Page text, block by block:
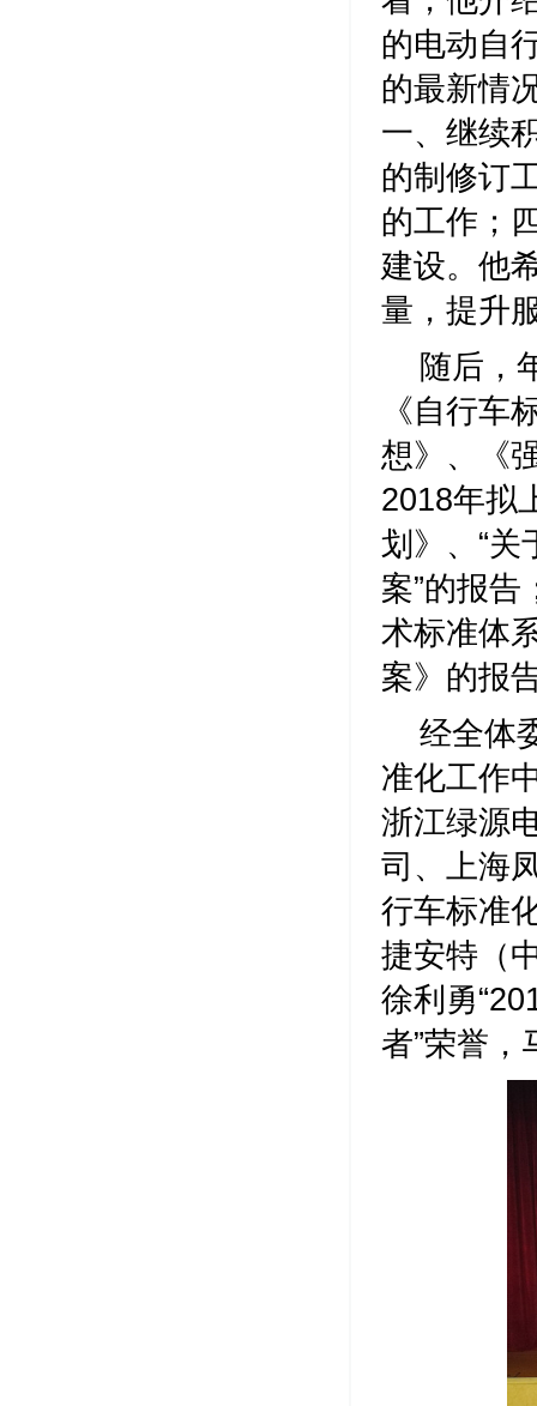
的电动自
的最新情
一、继续
的制修订
的工作；
建设。他
量，提升
随后，
《自行车
想》、《
2018年拟
划》、“关
案”的报告
术标准体
案》的报
经全体
准化工作
浙江绿源
司、上海
行车标准
捷安特（
徐利勇
者”荣誉，